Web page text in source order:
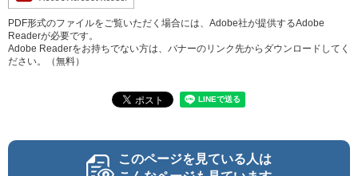
PDF形式のファイルをご覧いただく場合には、Adobe社が提供するAdobe
Readerが必要です。
Adobe Readerをお持ちでない方は、バナーのリンク先からダウンロードしてく
ださい。（無料）
このページを見ている人は